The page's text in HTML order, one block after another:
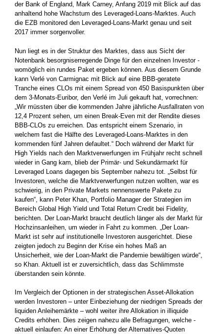
der Bank of England, Mark ­Carney, Anfang 2019 mit Blick auf das
anhaltend hohe Wachstum des Leveraged-Loans-Marktes. Auch
die EZB monitored den ­Leveraged-Loans-Markt genau und seit
2017 immer sorgenvoller.
Nun liegt es in der Struktur des Marktes, dass aus Sicht der
Notenbank besorgniserregende Dinge für den einzelnen Investor ­
womöglich ein rundes Paket ergeben können. Aus diesem Grunde
kann Verlé von Carmignac mit Blick auf eine BBB-geratete
Tranche eines CLOs mit einem Spread von 450 Basispunkten über
dem 3-Monats-Euribor, den Verlé im Juli gekauft hat, vorrechnen:
„Wir müssten über die kommenden Jahre jährliche Ausfallraten von
12,4 Prozent sehen, um einen Break-Even mit der Rendite dieses
BBB-CLOs zu erreichen. Das entspricht einem Szenario, in
welchem fast die Hälfte des Leveraged-Loans-Marktes in den
kommenden fünf Jahren defaultet.“ Doch während der Markt für
High Yields nach den Marktverwerfungen im Frühjahr recht schnell
wieder in Gang kam, blieb der Primär- und Sekundärmarkt für
Leveraged ­Loans dagegen bis September nahezu tot. „Selbst für
Investoren, welche die Marktverwerfungen nutzen wollten, war es
schwierig, in den Private Markets nennenswerte Pakete zu
kaufen“, kann Peter Khan, Portfolio Manager der Strategien im
Bereich Global High Yield und Total Return Credit bei Fidelity,
berichten. Der Loan-Markt braucht deutlich länger als der Markt für
Hochzinsanleihen, um wieder in Fahrt zu kommen. „Der Loan-
Markt ist sehr auf ­institutionelle Investoren ausgerichtet. Diese
zeigten jedoch zu ­Beginn der Krise ein hohes Maß an
Unsicherheit, wie der Loan-Markt die Pandemie bewältigen würde“,
so Khan. Aktuell ist er ­zuversichtlich, dass das Schlimmste
überstanden sein könnte.
Im Vergleich der Optionen in der strategischen Asset-Allokation
werden Investoren – unter Einbeziehung der niedrigen Spreads der
liquiden Anleihemärkte – wohl weiter ihre Allokation in illiquide
Credits erhöhen. Dies zeigen nahezu alle Befragungen, welche ­
aktuell einlaufen: An einer Erhöhung der Alternatives-Quoten